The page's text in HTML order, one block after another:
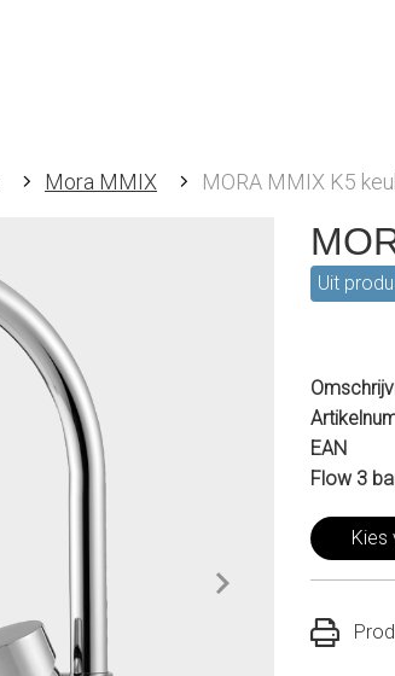
Mora MMIX MORA MMIX K5
Uit
EAN
Flow 3
Kies